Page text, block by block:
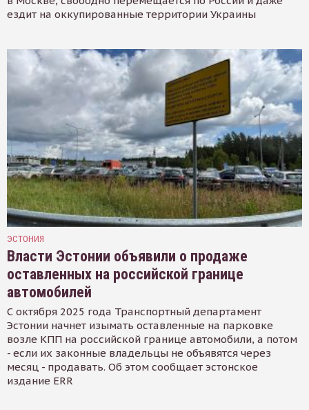
ездит на оккупированные территории Украины
ЭСТОНИЯ
Власти Эстонии объявили о продаже
оставленных на российской границе
автомобилей
С октября 2025 года Транспортный департамент
Эстонии начнет изымать оставленные на парковке
возле КПП на российской границе автомобили, а потом
- если их законные владельцы не объявятся через
месяц - продавать. Об этом сообщает эстонское
издание ERR